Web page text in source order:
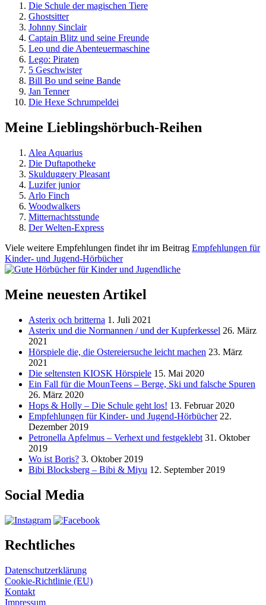
Die Schule der magischen Tiere
Ghostsitter
Johnny Sinclair
Captain Blitz und seine Freunde
Leo und die Abenteuermaschine
Lego: Piraten
5 Geschwister
Bill Bo und seine Bande
Jan Tenner
Die Hexe Schrumpeldei
Meine Lieblingshörbuch-Reihen
Alea Aquarius
Die Duftapotheke
Skulduggery Pleasant
Luzifer junior
Arlo Finch
Woodwalkers
Mitternachtsstunde
Der Welten-Express
Viele weitere Empfehlungen findet ihr im Beitrag Empfehlungen für
Kinder- und Jugend-Hörbücher
Meine neuesten Artikel
Asterix och britterna 1. Juli 2021
Asterix und die Normannen / und der Kupferkessel 26. März
2021
Hörspiele die, die Ostereiersuche leicht machen 23. März
2021
Die seltensten KIOSK Hörspiele 15. Mai 2020
Ein Fall für die MounTeens – Berge, Ski und falsche Spuren
26. März 2020
Hops & Holly – Die Schule geht los! 13. Februar 2020
Empfehlungen für Kinder- und Jugend-Hörbücher 22.
Dezember 2019
Petronella Apfelmus – Verhext und festgeklebt 31. Oktober
2019
Wo ist Boris? 3. Oktober 2019
Bibi Blocksberg – Bibi & Miyu 12. September 2019
Social Media
Rechtliches
Datenschutzerklärung
Cookie-Richtlinie (EU)
Kontakt
Impressum